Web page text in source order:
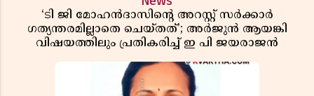
‘ടി ജി മോഹൻദാസിൻ്റെ അറസ്റ്റ് സർക്കാർ
ഗത്യന്തരമില്ലാതെ ചെയ്തത്’; അർജുൻ ആയങ്കി
വിഷയത്തിലും പ്രതികരിച്ച് ഇ പി ജയരാജൻ